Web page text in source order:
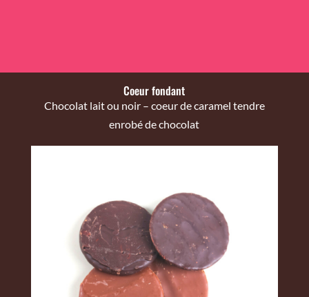
Coeur fondant
Chocolat lait ou noir – coeur de caramel tendre
enrobé de chocolat